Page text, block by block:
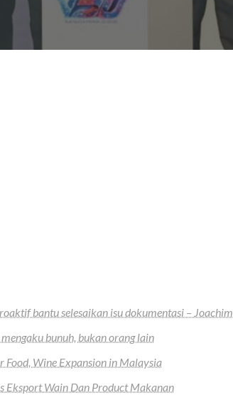
bantu selesaikan isu dokumentasi – Joachim
bunuh, bukan orang lain
Food, Wine Expansion in Malaysia
Eksport Wain Dan Product Makanan